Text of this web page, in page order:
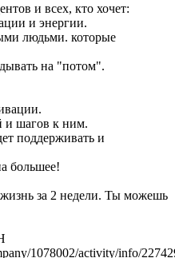
и всех, кто хочет:
и энергии.
людьми. которые
на "потом".
и шагов к ним.
поддерживать и
большее!
за 2 недели. Ты можешь
1078002/activity/info/